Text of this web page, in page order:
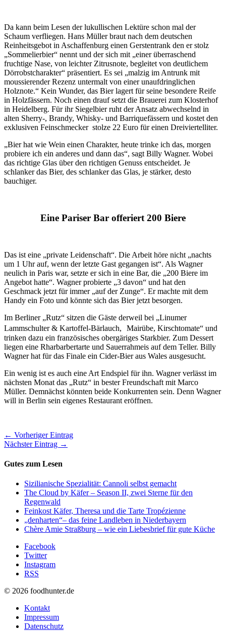
Da kann beim Lesen der lukullischen Lektüre schon mal der
Schaum verfliegen. Hans Müller braut nach dem deutschen
Reinheitsgebot in Aschaffenburg einen Gerstentrank den er stolz
„Sommelierbier“ nennt und der sich mit „einer überraschend
fruchtige Nase, von leichter Zitrusnote, begleitet von deutlichem
Dörrobstcharakter“ präsentiert. Es sei „malzig im Antrunk mit
moussierender Rezenz untermalt von einer unaufdringlichen
Holznote.“ Kein Wunder, das Bier lagert für seine besondere Reife
in Holzfässern. Noch einen drauf setzt die Brauerei zum Klosterhof
in Heidelberg. Für ihr Siegelbier ruht der Ansatz abwechselnd in
alten Sherry-, Brandy, Whisky- und Barriquefässern und kostet den
exklusiven Feinschmecker stolze 22 Euro für einen Dreiviertelliter.
„Bier hat wie Wein einen Charakter, heute trinke ich das, morgen
probiere ich ein anderes und dann das“, sagt Billy Wagner. Wobei
das richtige Glas über den richtigen Genuss entscheidet. Je
schlanker das Bier, des schlanker das Glas, je stärker, desto
bauchiger.
Eine Pariser Bar offeriert 200 Biere
Das ist eine „private Leidenschaft“. Die Arbeit höre nicht „nachts
um 1 Uhr auf, wenn der letzte Gast gegangen ist“. Als Wagner
neulich in Paris war, setzte er sich in eine Bar, die „200 Biere im
Angebot hatte“. Wagner probierte „3 davon“ und hat den
Geschmack jetzt für immer „auf der Zunge“. Er machte mit dem
Handy ein Foto und könnte sich das Bier jetzt besorgen.
Im Berliner „Rutz“ sitzen die Gäste derweil bei „Linumer
Lammschulter & Kartoffel-Bärlauch, Mairübe, Kirschtomate“ und
trinken dazu ein französisches obergäriges Starkbier. Zum Dessert
liegen eine Rharbarbertarte und Sauerrahmeis auf dem Teller. Billy
Wagner hat für das Finale ein Cider-Bier aus Wales ausgesucht.
Ein wenig ist es auch eine Art Endspiel für ihn. Wagner verlässt im
nächsten Monat das „Rutz“ in bester Freundschaft mit Marco
Müller. Demnächst könnten beide Konkurrenten sein. Denn Wagner
will in Berlin sein eigenes Restaurant eröffnen.
← Vorheriger Eintrag
Nächster Eintrag →
Gutes zum Lesen
Sizilianische Spezialität: Cannoli selbst gemacht
The Cloud by Käfer – Season II, zwei Sterne für den
Regenwald
Feinkost Käfer, Theresa und die Tarte Tropézienne
„denharten“– das feine Landleben in Niederbayern
Chère Amie Straßburg – wie ein Liebesbrief für gute Küche
Facebook
Twitter
Instagram
RSS
© 2026 foodhunter.de
Kontakt
Impressum
Datenschutz